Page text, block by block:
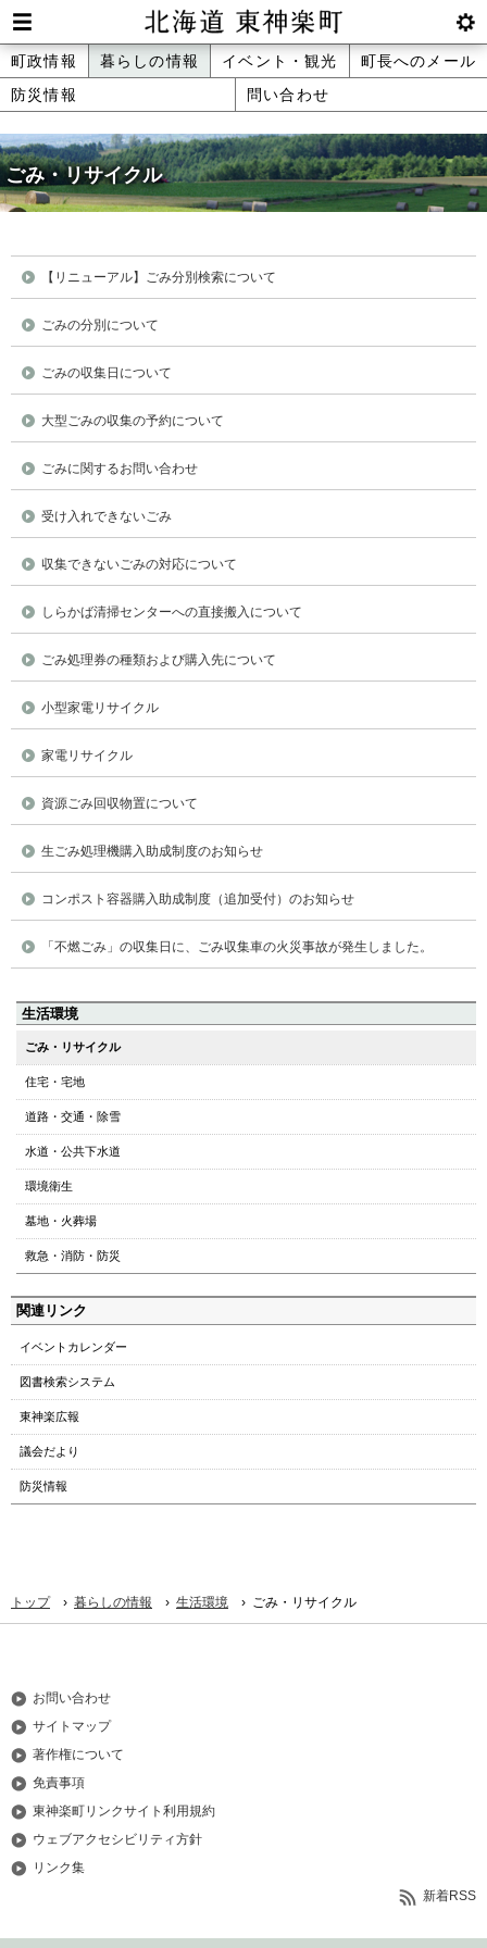
本
文
へ
メ
ニ
ュ
ー
Men
u
btnS
ettin
北海道 東神楽町 Hokkaido
メ
ニ
ュ
ー
町政情報 暮らしの情報 イベント・観光
町長へのメール
防災情報
問い合わせ
ごみ・リサイクル
【リニューアル】ごみ分別検索について
ごみの分別について
ごみの収集日について
大型ごみの収集の予約について
ごみに関するお問い合わせ
受け入れできないごみ
収集できないごみの対応について
しらかば清掃センターへの直接搬入について
ごみ処理券の種類および購入先について
小型家電リサイクル
家電リサイクル
資源ごみ回収物置について
生ごみ処理機購入助成制度のお知らせ
コンポスト容器購入助成制度（追加受付）のお知らせ
「不燃ごみ」の収集日に、ごみ収集車の火災事故が発生しました。
ペ
ッ
本
メ
ニ
ュ
ー
生活環境
ごみ・リサイクル
住宅・宅地
道路・交通・除雪
水道・公共下水道
環境衛生
墓地・火葬場
救急・消防・防災
関連リンク
イベントカレンダー
図書検索システム
東神楽広報
議会だより
防災情報
トップ › 暮らしの情報 › 生活環境 › ごみ・リサイクル
お問い合わせ
サイトマップ
著作権について
免責事項
東神楽町リンクサイト利用規約
ウェブアクセシビリティ方針
リンク集
新着RSS